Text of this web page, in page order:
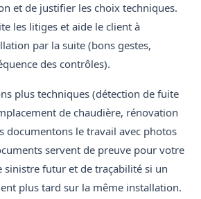
et de justifier les choix techniques.
les litiges et aide le client à
par la suite (bons gestes,
des contrôles).
plus techniques (détection de fuite
de chaudière, rénovation
documentons le travail avec photos
servent de preuve pour votre
sinistre futur et de traçabilité si un
plus tard sur la même installation.